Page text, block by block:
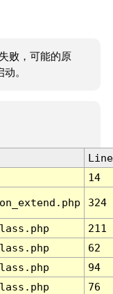
败，可能的原
。
Line
14
324
211
62
94
76